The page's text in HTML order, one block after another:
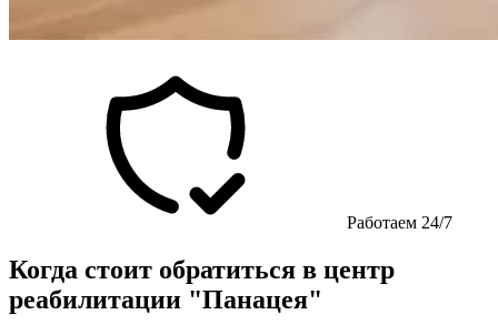
Работаем 24/7
Когда стоит обратиться в центр
реабилитации "Панацея"